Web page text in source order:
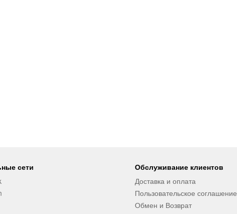
сети
Обслуживание клиентов
Доставка и оплата
Пользовательское соглашение
Обмен и Возврат